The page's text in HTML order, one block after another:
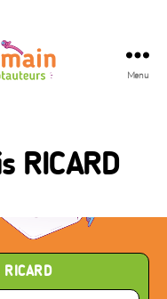
Menu
RICARD
RICARD